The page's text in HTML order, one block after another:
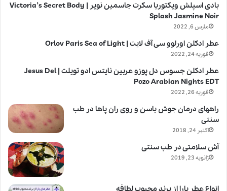
بادی اسپلش ویکتوریا سکرت جاسمین نویر | Victoria’s Secret Body
Splash Jasmine Noir
مارس 6, 2022
عطر ادکلن اورلوو سی آف لایت | Orlov Paris Sea of Light
فوریه 24, 2022
عطر ادکلن جسوس دل پوزو عربین نایتس ادو تویلت | Jesus Del
Pozo Arabian Nights EDT
فوریه 26, 2022
راههای درمان جوش باسن و روی ران پاها در طب
سنتی
اکتبر 24, 2018
آش سلامتی در طب سنتی
ژانویه 23, 2019
انواع عطر یارا از برند محبوب لطافه